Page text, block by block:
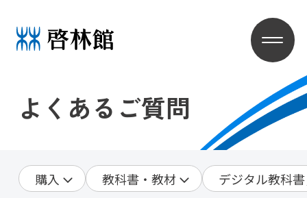
よくあるご質問
購入 教科書・教材 デジタル教科